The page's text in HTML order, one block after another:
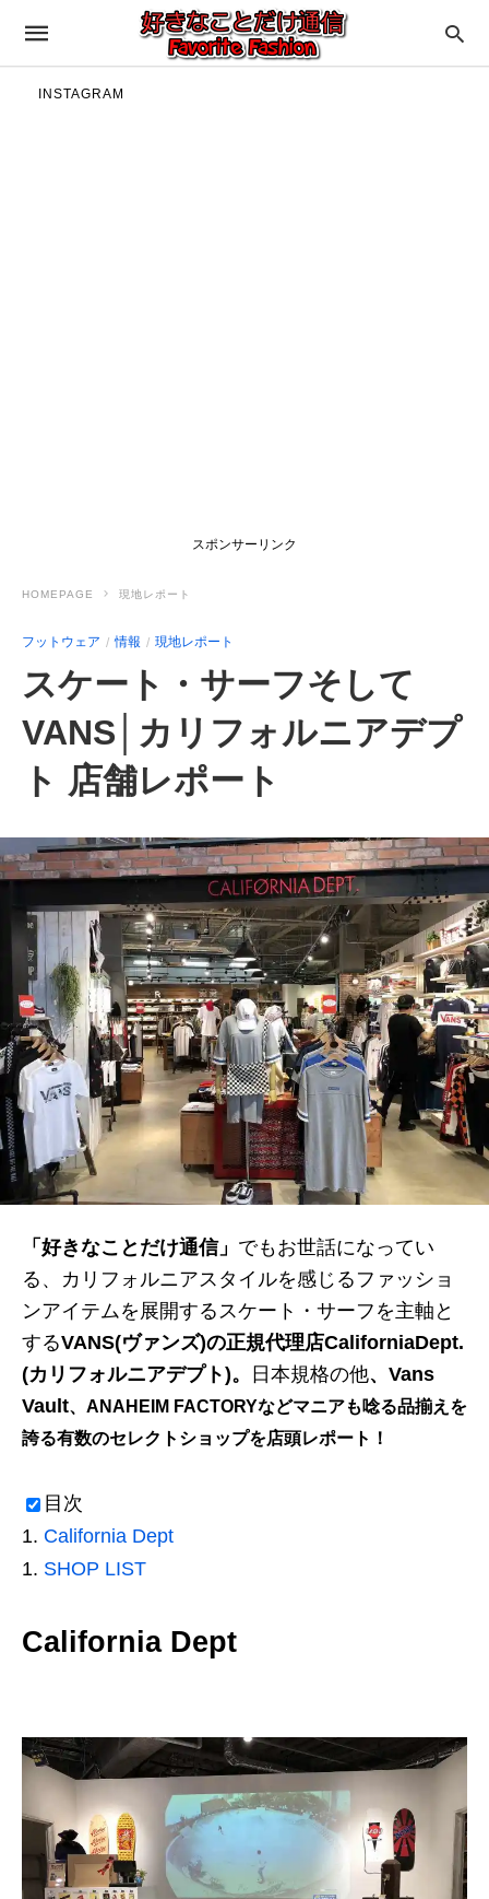
INSTAGRAM
スポンサーリンク
HOMEPAGE 現地レポート
フットウェア 情報 現地レポート
スケート・サーフそして
VANS│カリフォルニアデプ
ト 店舗レポート
「好きなことだけ通信」 でもお世話になってい
る、カリフォルニアスタイルを感じるファッショ
ンアイテムを展開するスケート・サーフを主軸と
するVANS(ヴァンズ)の正規代理店CaliforniaDept.
(カリフォルニアデプト)。 日本規格の他、 Vans
Vault、ANAHEIM FACTORYなどマニアも唸る品揃えを
誇る有数のセレクトショップを店頭レポート！
目次
California Dept
SHOP LIST
California Dept